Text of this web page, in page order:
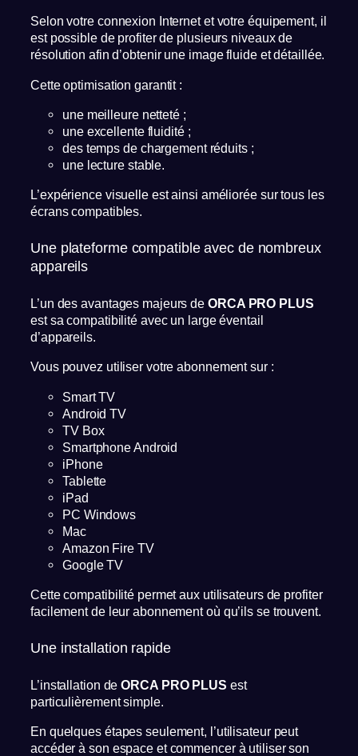
Selon votre connexion Internet et votre équipement, il
est possible de profiter de plusieurs niveaux de
résolution afin d’obtenir une image fluide et détaillée.
Cette optimisation garantit :
une meilleure netteté ;
une excellente fluidité ;
des temps de chargement réduits ;
une lecture stable.
L’expérience visuelle est ainsi améliorée sur tous les
écrans compatibles.
Une plateforme compatible avec de nombreux
appareils
L’un des avantages majeurs de ORCA PRO PLUS
est sa compatibilité avec un large éventail
d’appareils.
Vous pouvez utiliser votre abonnement sur :
Smart TV
Android TV
TV Box
Smartphone Android
iPhone
Tablette
iPad
PC Windows
Mac
Amazon Fire TV
Google TV
Cette compatibilité permet aux utilisateurs de profiter
facilement de leur abonnement où qu’ils se trouvent.
Une installation rapide
L’installation deORCA PRO PLUS est
particulièrement simple.
En quelques étapes seulement, l’utilisateur peut
accéder à son espace et commencer à utiliser son